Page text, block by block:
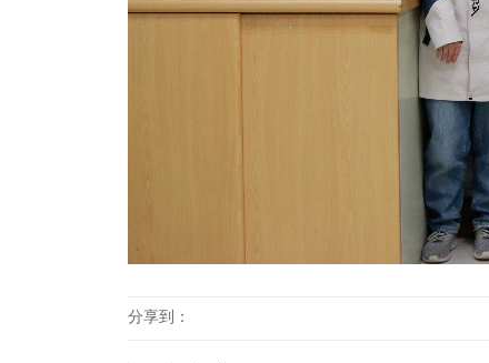
分享到：